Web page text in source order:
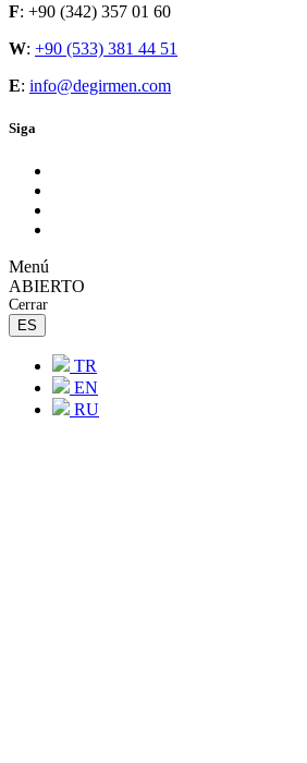
F: +90 (342) 357 01 60
W: +90 (533) 381 44 51
E: info@degirmen.com
Siga
Menú
ABIERTO
Cerrar
ES
TR
EN
RU